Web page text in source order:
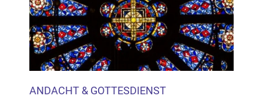
ANDACHT & GOTTESDIENST